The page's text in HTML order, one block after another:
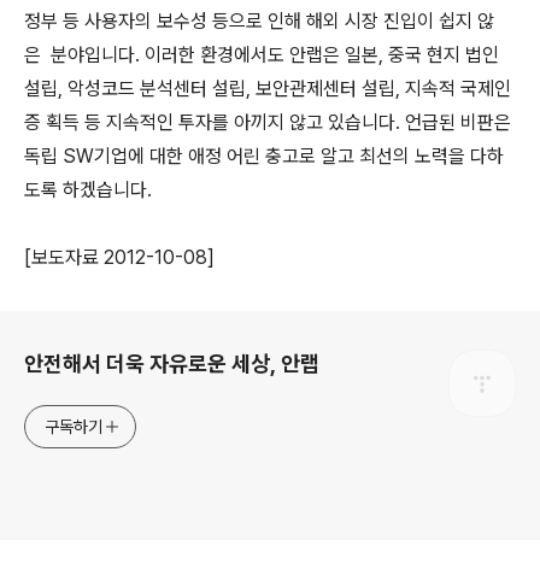
정부 등 사용자의 보수성 등으로 인해 해외 시장 진입이 쉽지 않
은 분야입니다. 이러한 환경에서도 안랩은 일본, 중국 현지 법인
설립, 악성코드 분석센터 설립, 보안관제센터 설립, 지속적 국제인
증 획득 등 지속적인 투자를 아끼지 않고 있습니다. 언급된 비판은
독립 SW기업에 대한 애정 어린 충고로 알고 최선의 노력을 다하
도록 하겠습니다.
[보도자료 2012-10-08]
안전해서 더욱 자유로운 세상, 안랩
구독하기